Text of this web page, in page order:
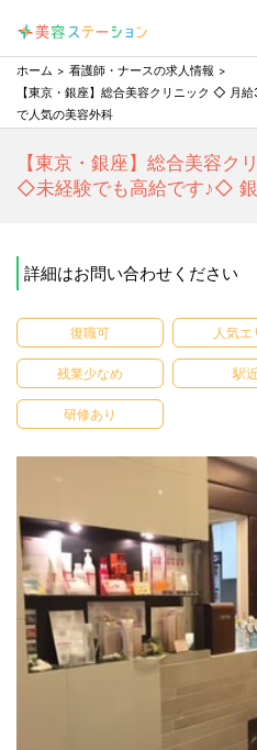
ホーム
看護師・ナースの求人情報
【東京・銀座】総合美容クリニック ◇
で人気の美容外科
【東京・銀座】総合美容
◇未経験でも高給です♪◇
詳細はお問い合わせください
復職可 人気エ
残業少なめ 駅近
研修あり